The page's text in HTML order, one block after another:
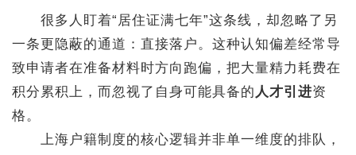
很多人盯着“居住证满七年”这条线，却忽略了另
一条更隐蔽的通道：直接落户。这种认知偏差经常导
致申请者在准备材料时方向跑偏，把大量精力耗费在
积分累积上，而忽视了自身可能具备的 人才引进资
格。
上海户籍制度的核心逻辑并非单一维度的排队，